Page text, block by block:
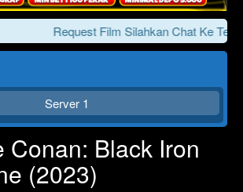
Request Film Silahkan Chat Ke
Server 1
Conan: Black Iron
(2023)